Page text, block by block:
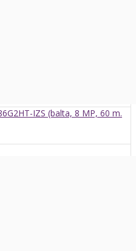
IZS (balta, 8 MP, 60 m.